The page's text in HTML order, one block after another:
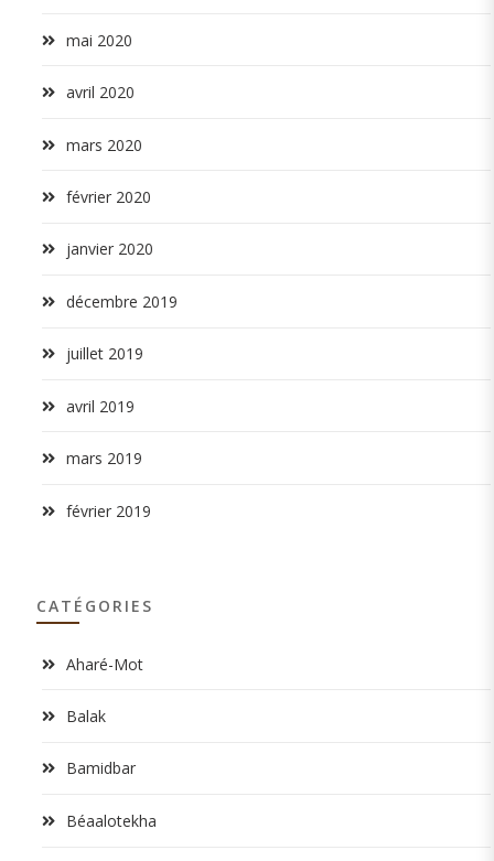
mai 2020
avril 2020
mars 2020
février 2020
janvier 2020
décembre 2019
juillet 2019
avril 2019
mars 2019
février 2019
CATÉGORIES
Aharé-Mot
Balak
Bamidbar
Béaalotekha